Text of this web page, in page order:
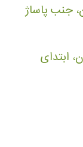
جنب پاساژ
ابتدای